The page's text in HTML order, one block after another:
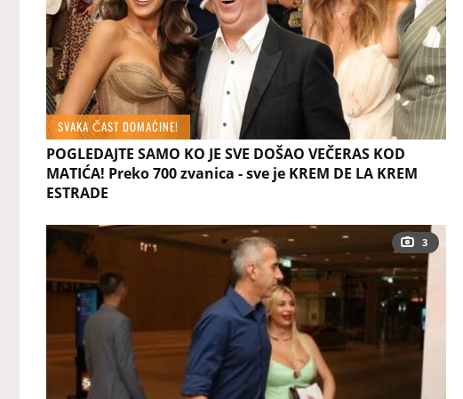
SVAKA ČAST DOMAĆINE!
POGLEDAJTE SAMO KO JE SVE DOŠAO VEČERAS KOD
MATIĆA! Preko 700 zvanica - sve je KREM DE LA KREM
ESTRADE
3